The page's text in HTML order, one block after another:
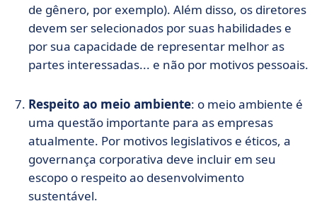
de gênero, por exemplo). Além disso, os diretores
devem ser selecionados por suas habilidades e
por sua capacidade de representar melhor as
partes interessadas... e não por motivos pessoais.
Respeito ao meio ambiente: o meio ambiente é
uma questão importante para as empresas
atualmente. Por motivos legislativos e éticos, a
governança corporativa deve incluir em seu
escopo o respeito ao desenvolvimento
sustentável.